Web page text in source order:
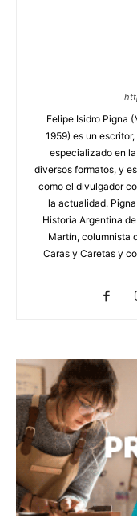
Felipe Isidro Pigna
1959) es un
especializado en
diversos formatos, y
como el divulgador
la actualidad.
Historia Argentina
Martín, columnista
Caras y Caretas y